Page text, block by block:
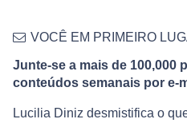
VOCÊ EM PRIMEIRO
Junte-se a mais de 100,000
conteúdos semanais por e-
Lucilia Diniz desmistifica o